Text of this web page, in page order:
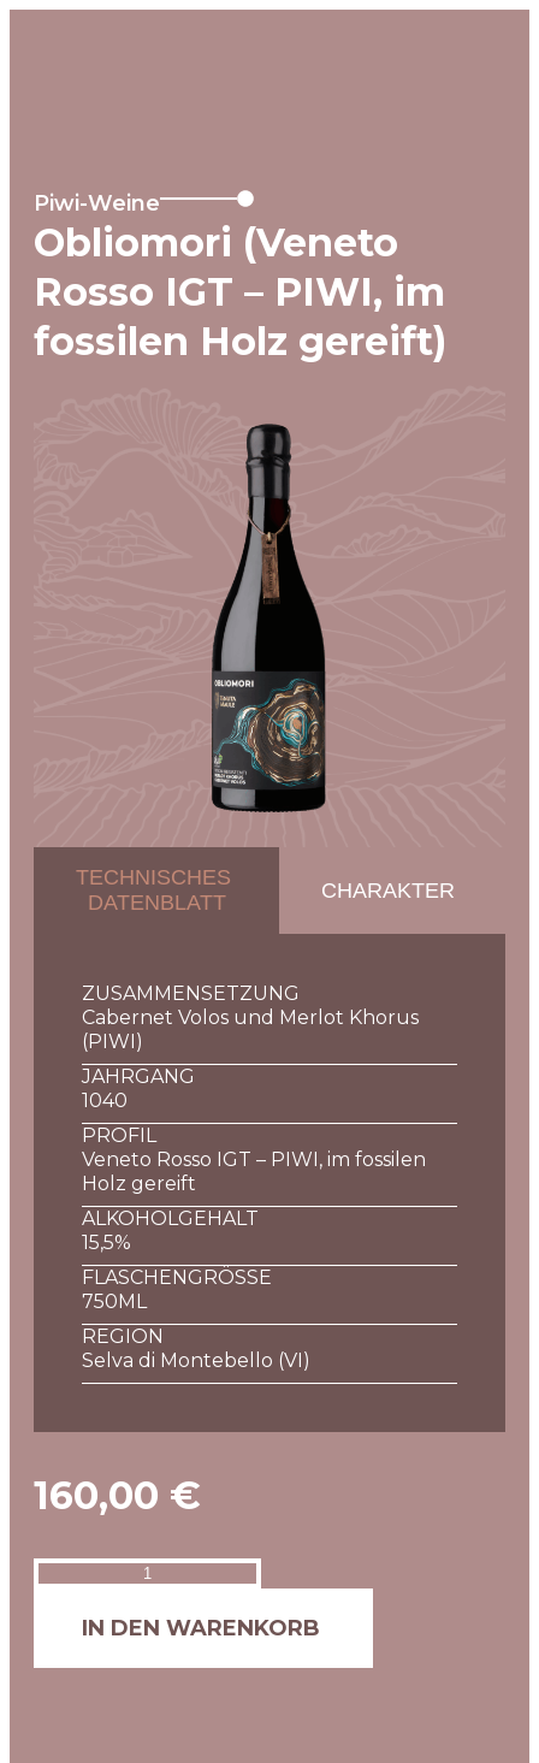
Piwi-Weine
Obliomori (Veneto
Rosso IGT – PIWI, im
fossilen Holz gereift)
TECHNISCHES
DATENBLATT
CHARAKTER
ZUSAMMENSETZUNG
Cabernet Volos und Merlot Khorus
(PIWI)
JAHRGANG
1040
PROFIL
Veneto Rosso IGT – PIWI, im fossilen
Holz gereift
ALKOHOLGEHALT
15,5%
FLASCHENGRÖSSE
750ML
REGION
Selva di Montebello (VI)
160,00 €
IN DEN WARENKORB